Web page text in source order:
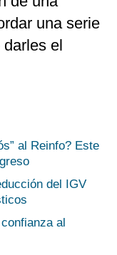
una serie
el
al Reinfo? Este
del IGV
al